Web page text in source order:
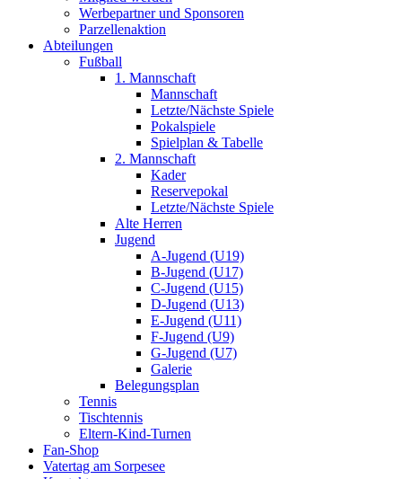
Werbepartner und Sponsoren
Parzellenaktion
Abteilungen
Fußball
1. Mannschaft
Mannschaft
Letzte/Nächste Spiele
Pokalspiele
Spielplan & Tabelle
2. Mannschaft
Kader
Reservepokal
Letzte/Nächste Spiele
Alte Herren
Jugend
A-Jugend (U19)
B-Jugend (U17)
C-Jugend (U15)
D-Jugend (U13)
E-Jugend (U11)
F-Jugend (U9)
G-Jugend (U7)
Galerie
Belegungsplan
Tennis
Tischtennis
Eltern-Kind-Turnen
Fan-Shop
Vatertag am Sorpesee